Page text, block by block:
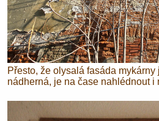
Přesto, že olysalá fasáda
nádherná, je na čase nahlédnout i